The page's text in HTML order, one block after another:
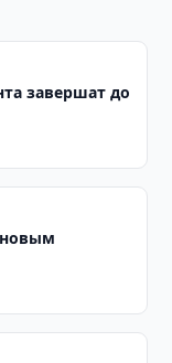
завершат до
новым